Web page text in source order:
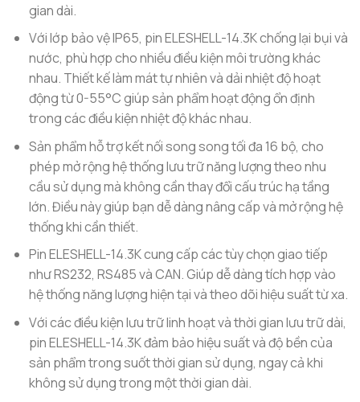
gian dài.
Với lớp bảo vệ IP65, pin ELESHELL-14.3K chống lại bụi và
nước, phù hợp cho nhiều điều kiện môi trường khác
nhau. Thiết kế làm mát tự nhiên và dải nhiệt độ hoạt
động từ 0-55°C giúp sản phẩm hoạt động ổn định
trong các điều kiện nhiệt độ khác nhau.
Sản phẩm hỗ trợ kết nối song song tối đa 16 bộ, cho
phép mở rộng hệ thống lưu trữ năng lượng theo nhu
cầu sử dụng mà không cần thay đổi cấu trúc hạ tầng
lớn. Điều này giúp bạn dễ dàng nâng cấp và mở rộng hệ
thống khi cần thiết.
Pin ELESHELL-14.3K cung cấp các tùy chọn giao tiếp
như RS232, RS485 và CAN. Giúp dễ dàng tích hợp vào
hệ thống năng lượng hiện tại và theo dõi hiệu suất từ xa.
Với các điều kiện lưu trữ linh hoạt và thời gian lưu trữ dài,
pin ELESHELL-14.3K đảm bảo hiệu suất và độ bền của
sản phẩm trong suốt thời gian sử dụng, ngay cả khi
không sử dụng trong một thời gian dài.